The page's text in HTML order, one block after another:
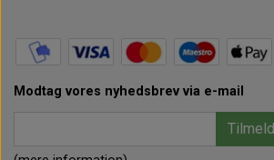
Modtag vores nyhedsbrev via e-mail
Tilmeld